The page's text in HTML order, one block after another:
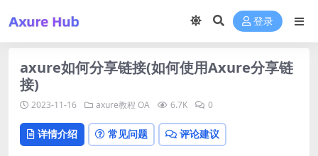
登录
axure如何分享链接(如何使用Axure分享链
接)
2023-11-16 axure教程 OA 6.7K 0
详情介绍 常见问题 评论建议